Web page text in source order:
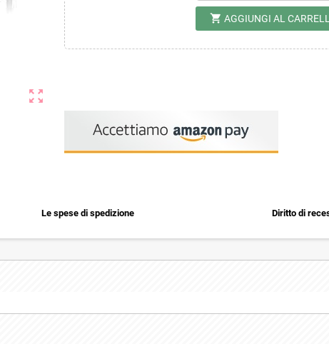
zoom_out_map
shopping_cart AGGIUNGI AL
Le spese di spedizione Diritto di